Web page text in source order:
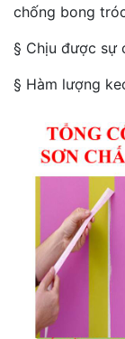
chống bong
§ Chịu được sự
§ Hàm lượng